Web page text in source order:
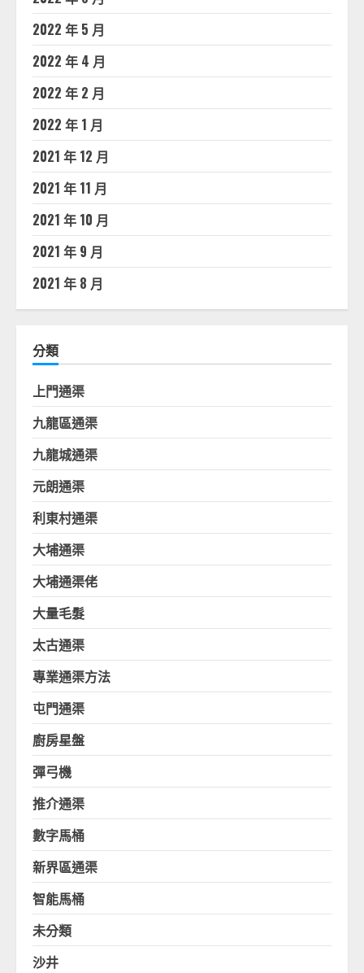
2022 年 5 月
2022 年 4 月
2022 年 2 月
2022 年 1 月
2021 年 12 月
2021 年 11 月
2021 年 10 月
2021 年 9 月
2021 年 8 月
分類
上門通渠
九龍區通渠
九龍城通渠
元朗通渠
利東村通渠
大埔通渠
大埔通渠佬
大量毛髮
太古通渠
專業通渠方法
屯門通渠
廚房星盤
彈弓機
推介通渠
數字馬桶
新界區通渠
智能馬桶
未分類
沙井